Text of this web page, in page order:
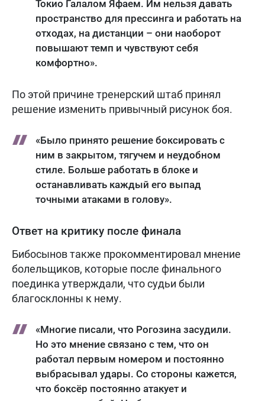
Токио Галалом Яфаем. Им нельзя давать
пространство для прессинга и работать на
отходах, на дистанции – они наоборот
повышают темп и чувствуют себя
комфортно».
По этой причине тренерский штаб принял
решение изменить привычный рисунок боя.
«Было принято решение боксировать с
ним в закрытом, тягучем и неудобном
стиле. Больше работать в блоке и
останавливать каждый его выпад
точными атаками в голову».
Ответ на критику после финала
Бибосынов также прокомментировал мнение
болельщиков, которые после финального
поединка утверждали, что судьи были
благосклонны к нему.
«Многие писали, что Рогозина засудили.
Но это мнение связано с тем, что он
работал первым номером и постоянно
выбрасывал удары. Со стороны кажется,
что боксёр постоянно атакует и